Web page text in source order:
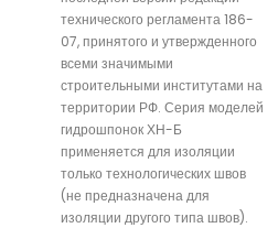
технического регламента 186-
07, принятого и утвержденного
всеми значимыми
строительными институтами на
территории РФ. Серия моделей
гидрошпонок ХН-Б
применяется для изоляции
только технологических швов
(не предназначена для
изоляции другого типа швов).